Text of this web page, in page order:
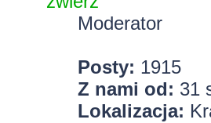
Moderator
Posty: 1915
Z nami od: 31
Lokalizacja: